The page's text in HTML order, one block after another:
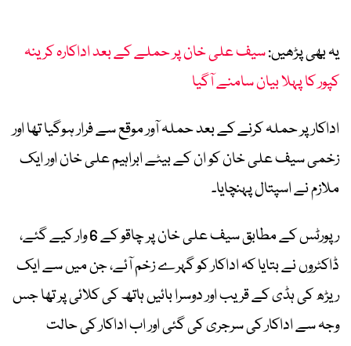
یہ بھی پڑھیں:سیف علی خان پر حملے کے بعد اداکارہ کرینہ
کپور کا پہلا بیان سامنے آگیا
اداکار پر حملہ کرنے کے بعد حملہ آور موقع سے فرار ہوگیا تھا اور
زخمی سیف علی خان کو ان کے بیٹے ابراہیم علی خان اور ایک
ملازم نے اسپتال پہنچایا۔
رپورٹس کے مطابق سیف علی خان پر چاقو کے 6 وار کیے گئے،
ڈاکٹروں نے بتایا کہ اداکار کو گہرے زخم آئے، جن میں سے ایک
ریڑھ کی ہڈی کے قریب اور دوسرا بائیں ہاتھ کی کلائی پر تھا جس
وجہ سے اداکار کی سرجری کی گئی اور اب اداکار کی حالت